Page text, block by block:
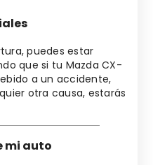
puedes estar
que si tu Mazda CX-
a un accidente,
otra causa, estarás
mi auto